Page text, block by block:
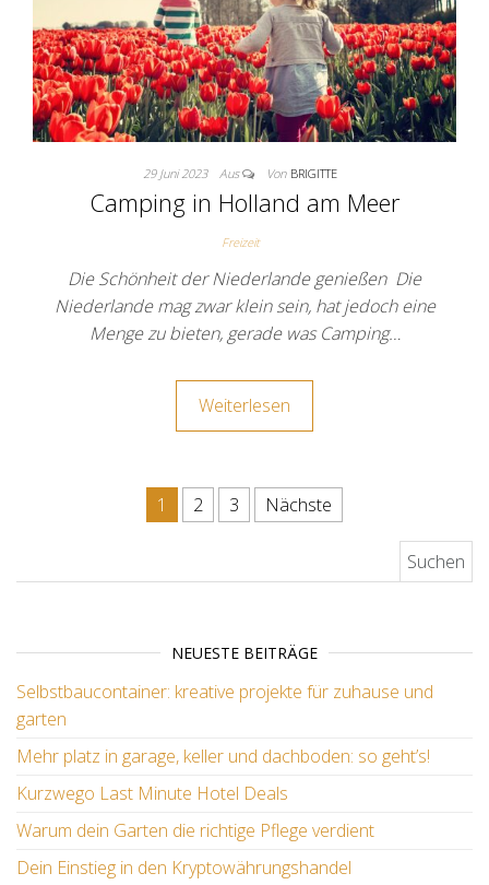
29 Juni 2023 Aus Von BRIGITTE
Camping in Holland am Meer
Freizeit
Die Schönheit der Niederlande genießen Die
Niederlande mag zwar klein sein, hat jedoch eine
Menge zu bieten, gerade was Camping…
Weiterlesen
Seitennummerierung der
1 2 3
Nächste
NEUESTE BEITRÄGE
Selbstbaucontainer: kreative projekte für zuhause und
garten
Mehr platz in garage, keller und dachboden: so geht’s!
Kurzwego Last Minute Hotel Deals
Warum dein Garten die richtige Pflege verdient
Dein Einstieg in den Kryptowährungshandel